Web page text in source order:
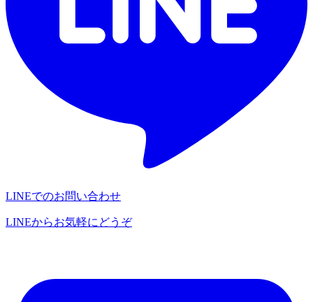
LINEでのお問い合わせ
LINEからお気軽にどうぞ